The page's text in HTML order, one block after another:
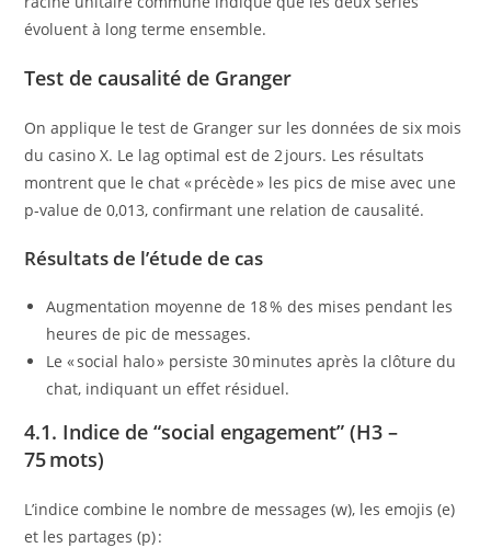
évoluent à long terme ensemble.
Test de causalité de Granger
On applique le test de Granger sur les données de six mois
du casino X. Le lag optimal est de 2 jours. Les résultats
montrent que le chat « précède » les pics de mise avec une
p‑value de 0,013, confirmant une relation de causalité.
Résultats de l’étude de cas
Augmentation moyenne de 18 % des mises pendant les
heures de pic de messages.
Le « social halo » persiste 30 minutes après la clôture du
chat, indiquant un effet résiduel.
4.1. Indice de “social engagement” (H3 –
75 mots)
L’indice combine le nombre de messages (w), les emojis (e)
et les partages (p) :